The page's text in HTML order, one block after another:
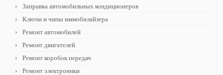
Заправка автомобильных кондиционеров
Ключи и чипы иммобилайзера
Ремонт автомобилей
Ремонт двигателей
Ремонт коробок передач
Ремонт электроники